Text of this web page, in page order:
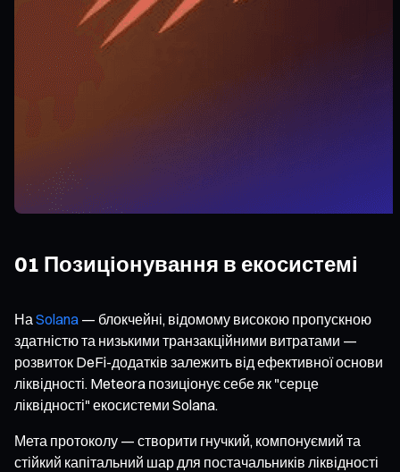
01 Позиціонування в екосистемі
На Solana — блокчейні, відомому високою пропускною
здатністю та низькими транзакційними витратами —
розвиток DeFi-додатків залежить від ефективної основи
ліквідності. Meteora позиціонує себе як "серце
ліквідності" екосистеми Solana.
Мета протоколу — створити гнучкий, компонуємий та
стійкий капітальний шар для постачальників ліквідності